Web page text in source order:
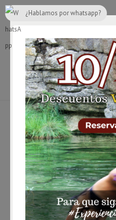
BLOG
¿Hablamos por whatsapp?